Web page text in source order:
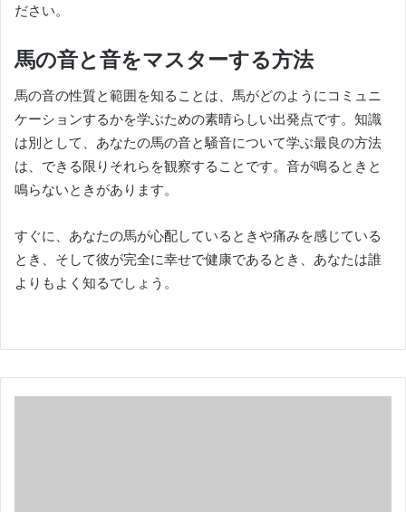
ださい。
馬の音と音をマスターする方法
馬の音の性質と範囲を知ることは、馬がどのようにコミュニ
ケーションするかを学ぶための素晴らしい出発点です。 知識
は別として、あなたの馬の音と騒音について学ぶ最良の方法
は、できる限りそれらを観察することです。 音が鳴るときと
鳴らないときがあります。
すぐに、あなたの馬が心配しているときや痛みを感じている
とき、そして彼が完全に幸せで健康であるとき、あなたは誰
よりもよく知るでしょう。